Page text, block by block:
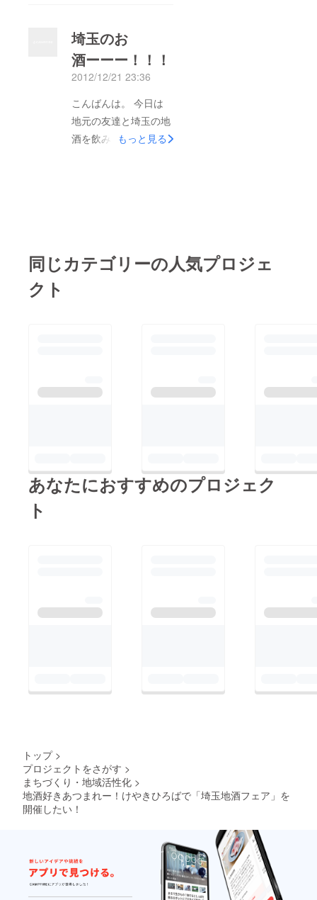
（土）・２４日（日）
場所 ： 浦和駅東
口駅前広場（PARCO
開催を目指してたので
すが、 日程の都合や
認可の関係で開催出来
りません。 もう支援
したのに、都合がつか
相当のお返しで対応さ
メーカーに交渉中で
す！！ イベントまで
埼玉のお
酒ーーー！！！
2012/12/21 23:36
こんばんは。 今日は
地元の友達と埼玉の地
酒を飲みに行ってきま
から始まり、神亀、力
てくるお店はちょっと
ました！ 来週の水曜
日にはある程度イベン
もっと見る
同じカテゴリーの人気プロジェ
クト
あなたにおすすめのプロジェク
ト
トップ >
プロジェクトをさがす >
まちづくり・地域活性化 >
地酒好きあつまれー！けやきひろばで「埼玉地酒フェア」を
開催したい！